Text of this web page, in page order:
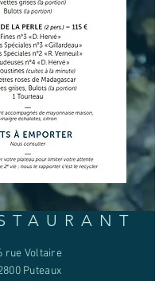
rue Voltaire
Puteaux